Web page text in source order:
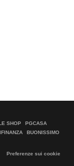
SHOP
PGCASA
BUONISSIMO
Preferenze sui cookie